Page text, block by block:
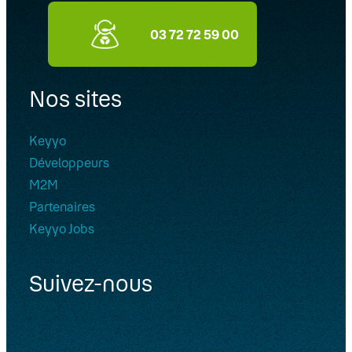
bon fonctionnement de Keyyo
Keyyo Phone pour stations de
Keyyo Connect
03 72 72 59 00
Nos sites
Keyyo
Développeurs
M2M
Partenaires
Keyyo Jobs
Suivez-nous